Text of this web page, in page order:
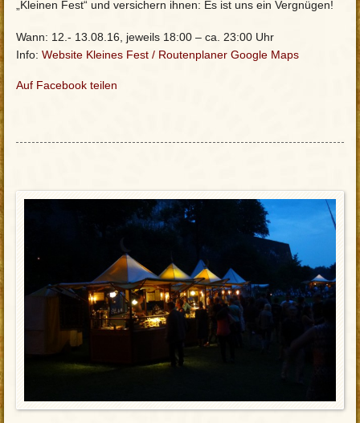
„Kleinen Fest“ und versichern ihnen: Es ist uns ein Vergnügen!
Wann: 12.- 13.08.16, jeweils 18:00 – ca. 23:00 Uhr
Info: Website Kleines Fest / Routenplaner Google Maps
Auf Facebook teilen